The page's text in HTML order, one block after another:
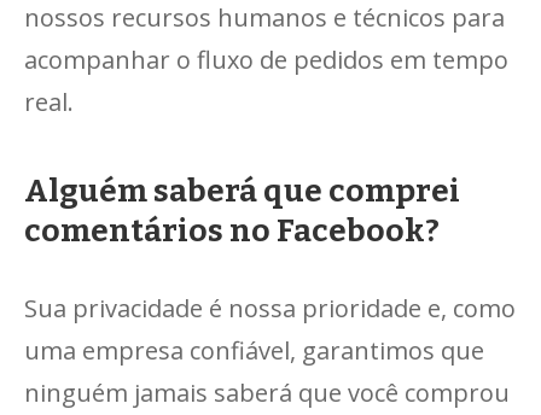
nossos recursos humanos e técnicos para
acompanhar o fluxo de pedidos em tempo
real.
Alguém saberá que comprei
comentários no Facebook?
Sua privacidade é nossa prioridade e, como
uma empresa confiável, garantimos que
ninguém jamais saberá que você comprou